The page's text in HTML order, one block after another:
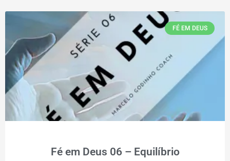
FÉ EM DEUS
Fé em Deus 06 – Equilíbrio